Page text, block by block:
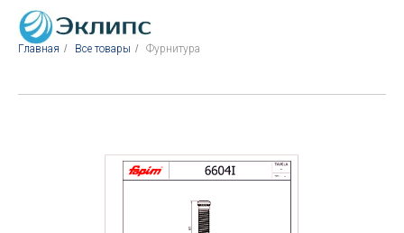
Главная / Все товары / Фурнитура